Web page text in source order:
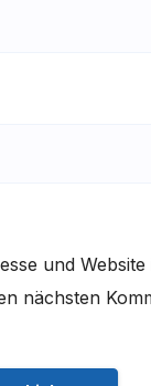
und Website
nächsten